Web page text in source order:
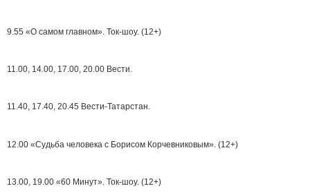
9.55 «О самом главном». Ток-шоу. (12+)
11.00, 14.00, 17.00, 20.00 Вести.
11.40, 17.40, 20.45 Вести-Татарстан.
12.00 «Судьба человека с Борисом Корчевниковым». (12+)
13.00, 19.00 «60 Минут». Ток-шоу. (12+)